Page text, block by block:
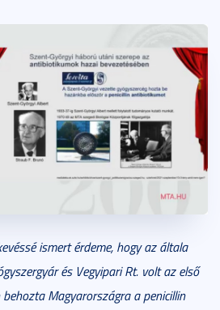
ismert érdeme, hogy az általa
és Vegyipari Rt. volt az első
Magyarországra a penicillin